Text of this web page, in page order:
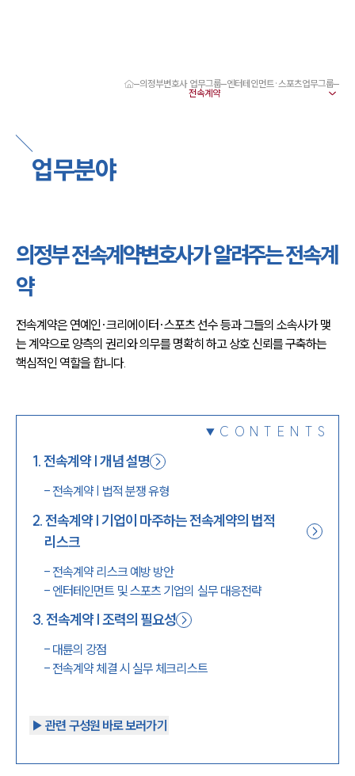
의정부형사전문변호사
의정부이혼전문변호사
의정부학교폭력변호사
의정부 분사무소 오시는 길
의정부변호사상담 상담접수
채용정보
의정부변호사 업무그룹 엔터테인먼트·스포츠업무그룹
업무분야
의정부 전속계약변호사가 알려주는 전속계
약
전속계약은 연예인·크리에이터·스포츠 선수 등과 그들의 소속사가 맺
는 계약으로 양측의 권리와 의무를 명확히 하고 상호 신뢰를 구축하는
핵심적인 역할을 합니다.
CONTENTS
1.전속계약 | 개념 설명
- 전속계약 | 법적 분쟁 유형
2.전속계약 | 기업이 마주하는 전속계약의 법적
리스크
- 전속계약 리스크 예방 방안
- 엔터테인먼트 및 스포츠 기업의 실무 대응전략
3.전속계약 | 조력의 필요성
- 대륜의 강점
- 전속계약 체결 시 실무 체크리스트
▶︎ 관련 구성원 바로 보러가기